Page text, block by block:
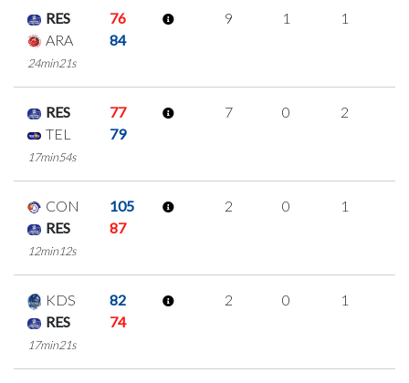
RES
76
ARA
84
24min21s
9 1 1
RES
77
TEL
79
17min54s
7 0 2
CON
105
RES
87
12min12s
2 0 1
KDS
82
RES
74
17min21s
2 0 1